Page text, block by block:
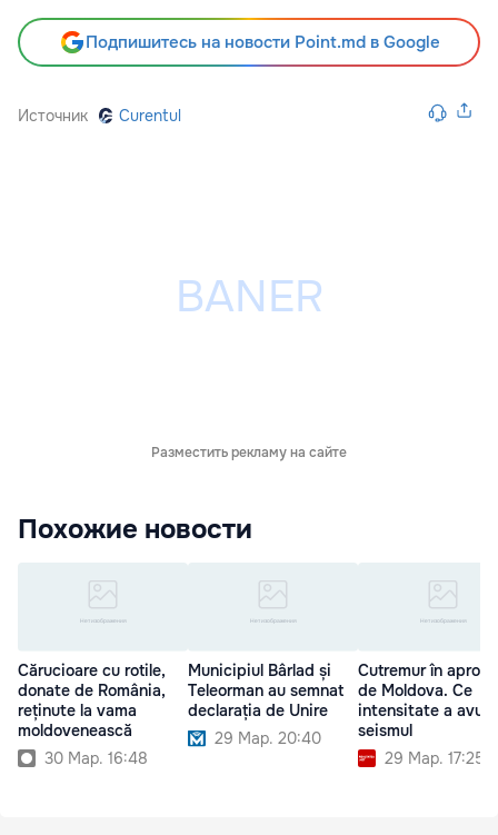
Подпишитесь на новости Point.md в Google
Источник Curentul
Разместить рекламу на сайте
Похожие новости
Cărucioare cu rotile,
donate de România,
reținute la vama
moldovenească
30 Мар. 16:48
Municipiul Bârlad și
Teleorman au semnat
declarația de Unire
29 Мар. 20:40
Cutremur în
de Moldova. Ce
intensitate a avut
seismul
29 Мар. 17:25